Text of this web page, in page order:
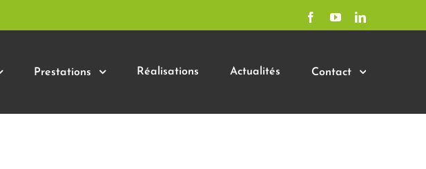
FacebookYouTubeLinkedIn
Prestations Réalisations Actualités Contact